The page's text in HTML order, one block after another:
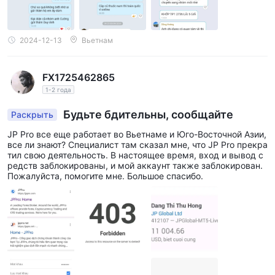
практикам исламской финансовой системы.
Плечо
уровнями максимального плеча.
предоставляетмаксимальное плечо 1:1000,
капиталовложением. С другой стороны,ECN, Pro и
Islamic счетапредлагают максимальное плечо 1:500,
находя баланс между риском и возможностью. Трейдеры
должны быть внимательны к связанным рискам и
использовать эффективные стратегии управления рисками
при использовании плеча в своих сделках.
Спред и комиссия
JP PRO предоставляет различные типы счетов с разными
имеют одинаковый спред и комиссию. Пользователи счетов
2024-12-13 Вьетнам
FX1725462865
1-2 года
Раскрыть Будьте бдительны, сообщайте
JP Pro все еще работает во Вьетнаме и Юго-Восточной Азии,
все ли знают? Специалист там сказал мне, что JP Pro прекра
тил свою деятельность. В настоящее время, вход и вывод с
редств заблокированы, и мой аккаунт также заблокирован.
Пожалуйста, помогите мне. Большое спасибо.